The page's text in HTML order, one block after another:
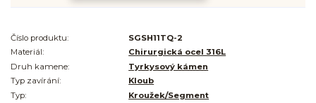
Číslo produktu:
SGSH11TQ-2
Materiál:
Chirurgická ocel 316L
Druh kamene:
Tyrkysový kámen
Typ zavírání:
Kloub
Typ:
Kroužek/Segment